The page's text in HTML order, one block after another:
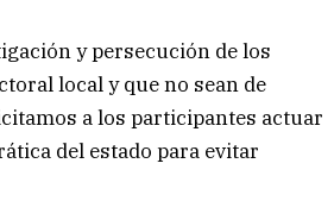
y persecución de los
local y que no sean de
a los participantes actuar
del estado para evitar